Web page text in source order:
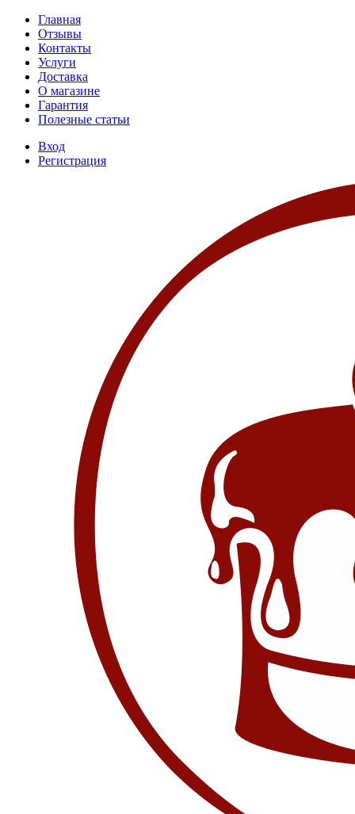
Главная
Отзывы
Контакты
Услуги
Доставка
О магазине
Гарантия
Полезные статьи
Вход
Регистрация